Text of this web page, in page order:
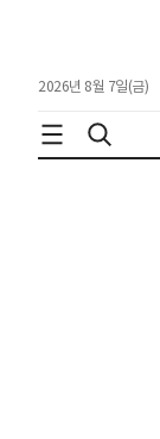
2026년 8월 7일(금)